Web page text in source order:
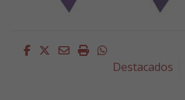
Facebook
Twitter
EmailImprimirWhatsapp
Destacados